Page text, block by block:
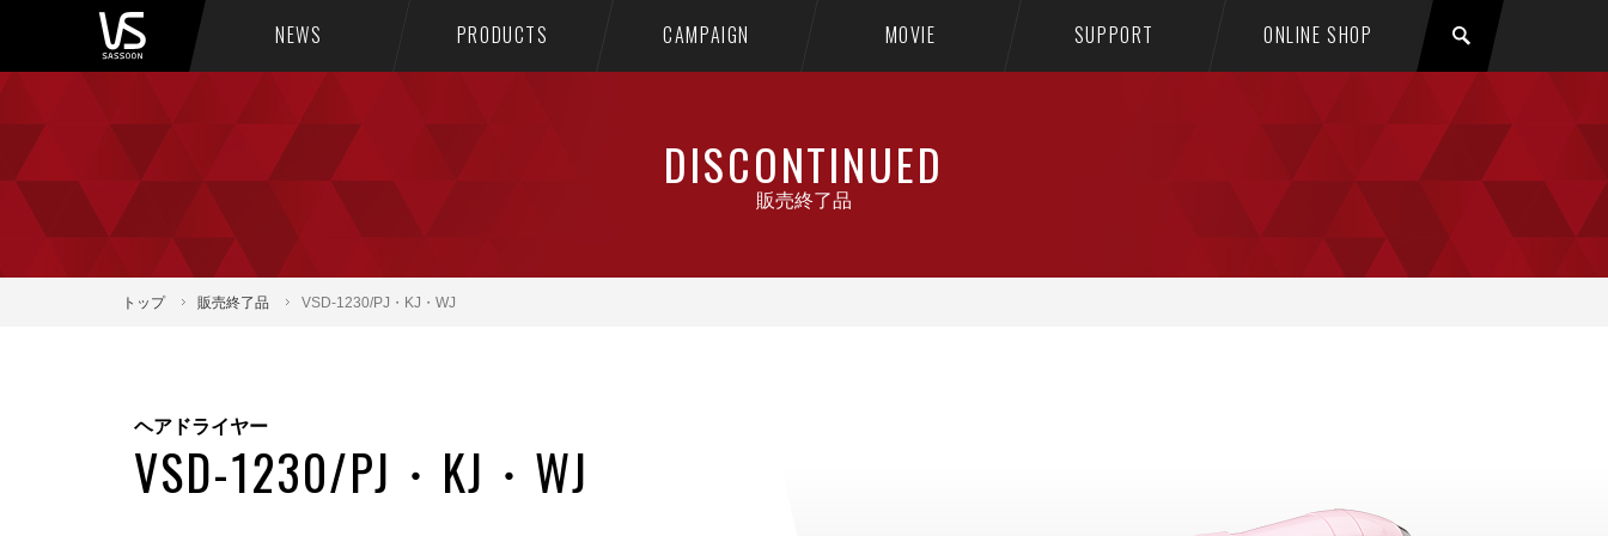
NEWS PRODUCTS CAMPAIGN MOVIE SUPPORT ONLINE SHOP
DISCONTINUED
販売終了品
トップ 販売終了品 VSD-1230/PJ・KJ・WJ
ヘアドライヤー
VSD-1230/PJ・KJ・WJ